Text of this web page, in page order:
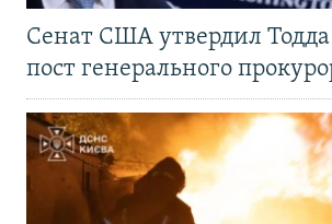
Сенат США утвердил
пост генерального